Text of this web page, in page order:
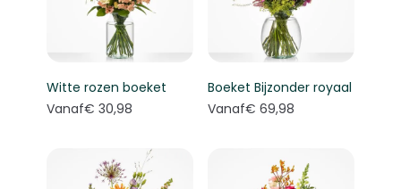
Witte rozen boeket
Vanaf€ 30,98
Boeket Bijzonder royaal
Vanaf€ 69,98